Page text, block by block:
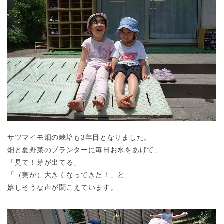
サツマイモ畑の栽培も3年目となりました。
畑と夏野菜のプランターに毎日お水をあげて、
「見て！芽が出てる」
「（実が）大きくなってきた！」と
嬉しそうな声が聞こえています。